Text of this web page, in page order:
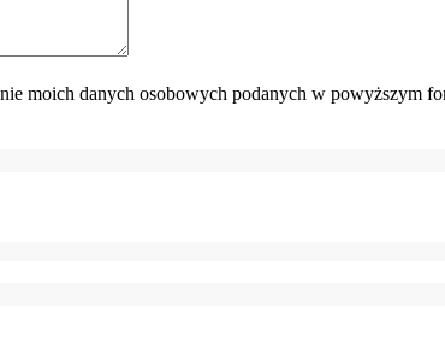
moich danych osobowych podanych w powyższym